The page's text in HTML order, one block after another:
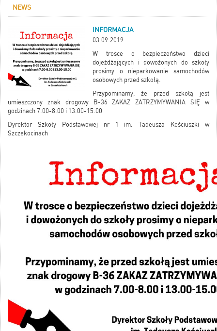
NEWS
INFORMACJA
03.09.2019
W trosce o bezpieczeństwo dzieci
dojeżdżających i dowożonych do szkoły
prosimy o nieparkowanie samochodów
osobowych przed szkołą.
Przypominamy, że przed szkołą jest
umieszczony znak drogowy B-36 ZAKAZ ZATRZYMYWANIA SIĘ w
godzinach 7.00-8.00 i 13.00-15.00
Dyrektor Szkoły Podstawowej nr 1 im. Tadeusza Kościuszki w
Szczekocinach